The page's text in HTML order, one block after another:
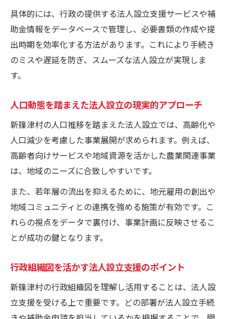
新篠津村広報や組織図を活用した事業展望
人口推移を読み解くビジネスチャンスの探
し方
概要データから拡がる法人設立の選択肢
法人設立に役立つ新篠津村の文化背景
法人設立に活かす新篠津村の文化と由来
地域文化尊重が法人設立に与える影響とは
人口動態や文化から考える事業名の付け方
村長や有名人から学ぶ地域との関わり方
社会福祉協議会と文化交流を結ぶ法人設立
人口減少時代に求められるデータ活用策
人口減少下で法人設立を成功へ導く秘訣
社会福祉協議会との協働による法人設立例
人口推移グラフ化で見える事業ニーズ分析
具体的には、行政の提供する法人設立支援サービスや補
助金情報をデータベースで管理し、必要書類の作成や提
出時期を効率化する方法があります。これにより手続き
のミスや遅延を防ぎ、スムーズな法人設立が実現しま
す。
人口動態を踏まえた法人設立の現実的アプローチ
新篠津村の人口推移を踏まえた法人設立では、高齢化や
人口減少を考慮した事業展開が求められます。例えば、
高齢者向けサービスや地域資源を活かした農業関連事業
は、地域のニーズに合致しやすいです。
また、若年層の流出を抑えるために、地元雇用の創出や
地域コミュニティとの連携を強める施策が有効です。こ
れらの視点をデータで裏付け、事業計画に反映させるこ
とが成功の鍵となります。
行政組織図を活かす法人設立支援のポイント
新篠津村の行政組織図を理解し活用することは、法人設
立支援を受ける上で重要です。どの部署が法人設立手続